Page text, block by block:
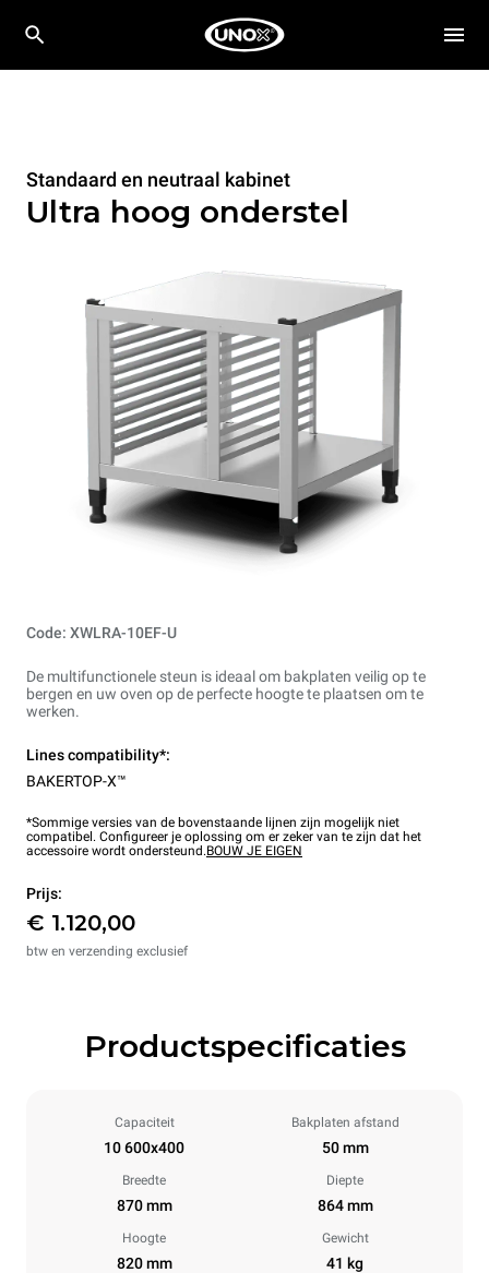
Standaard en neutraal kabinet
Ultra hoog onderstel
Code: XWLRA-10EF-U
De multifunctionele steun is ideaal om bakplaten veilig op te
bergen en uw oven op de perfecte hoogte te plaatsen om te
werken.
Lines compatibility*:
BAKERTOP-X™
*Sommige versies van de bovenstaande lijnen zijn mogelijk niet
compatibel. Configureer je oplossing om er zeker van te zijn dat het
accessoire wordt ondersteund.BOUW JE EIGEN
Prijs:
€ 1.120,00
btw en verzending exclusief
Productspecificaties
Capaciteit
10 600x400
Bakplaten afstand
50 mm
Breedte
870 mm
Diepte
864 mm
Hoogte
820 mm
Gewicht
41 kg